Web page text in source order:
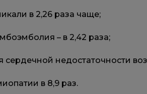
в 2,26 раза чаще;
– в 2,42 раза;
сердечной недостаточности
в 8,9 раз.